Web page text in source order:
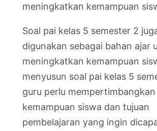
meningkatkan kemampuan
Soal pai kelas 5 semester 2
digunakan sebagai bahan ajar
meningkatkan kemampuan
menyusun soal pai kelas 5
guru perlu mempertimbangkan
kemampuan siswa dan tujuan
pembelajaran yang ingin